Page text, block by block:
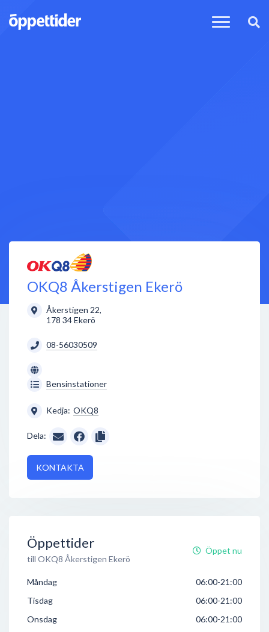
OKQ8 Åkerstigen Ekerö
Åkerstigen 22,
178 34Ekerö
08-56030509
Bensinstationer
Kedja: OKQ8
Dela:
KONTAKTA
Öppettider
till OKQ8 Åkerstigen Ekerö
Öppet nu
Måndag
06:00-21:00
Tisdag
06:00-21:00
Onsdag
06:00-21:00